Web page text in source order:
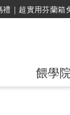
，500購物金立即
餵學